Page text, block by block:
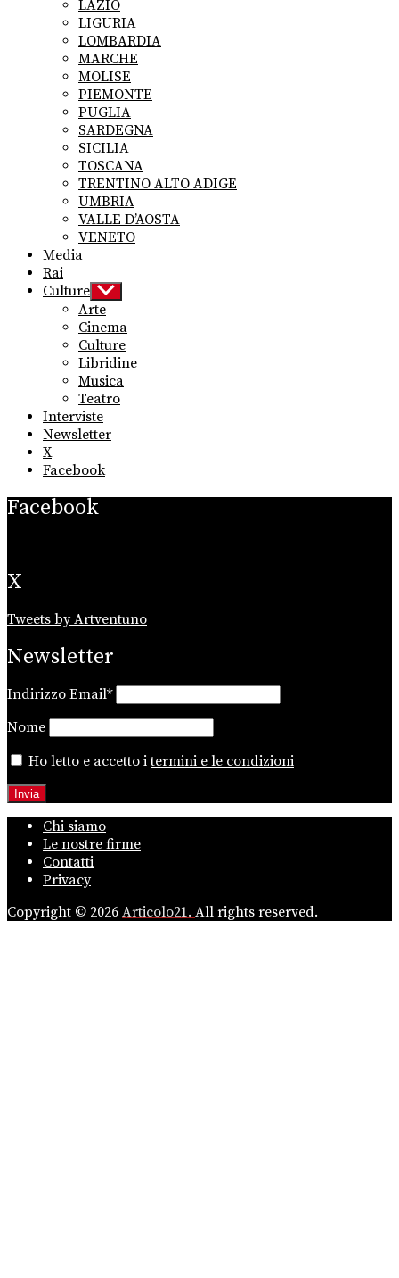
LAZIO
LIGURIA
LOMBARDIA
MARCHE
MOLISE
PIEMONTE
PUGLIA
SARDEGNA
SICILIA
TOSCANA
TRENTINO ALTO ADIGE
UMBRIA
VALLE D’AOSTA
VENETO
Media
Rai
Culture Show
sub
menu
Arte
Cinema
Culture
Libridine
Musica
Teatro
Interviste
Newsletter
X
Facebook
Facebook
X
Tweets by Artventuno
Newsletter
Indirizzo Email*
Nome
Ho letto e accetto itermini e le condizioni
Chi siamo
Le nostre firme
Contatti
Privacy
Copyright © 2026 Articolo21. All rights reserved.